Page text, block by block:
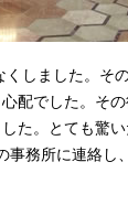
しました。そ
配でした。そ
た。とても驚
事務所に連絡し